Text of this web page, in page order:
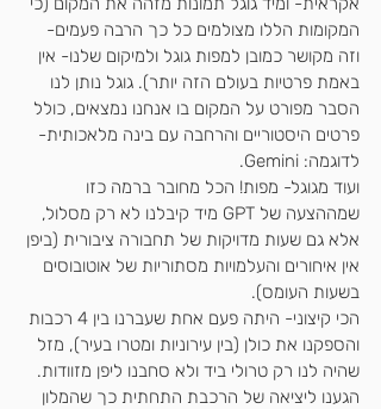
המקומות הללו מצולמים כל כך הרבה פעמים-
וזה מקושר כמובן למפות גוגל ולמיקום שלנו- אין
באמת פרטיות בעולם הזה יותר). גוגל נותן לנו
הסבר מפורט על המקום בו אנחנו נמצאים, כולל
פרטים היסטוריים והרחבה עם בינה מלאכותית-
לדוגמה: Gemini.
ועוד מגוגל- מפות! הכל מחובר ברמה כזו
שמההצעה של GPT מיד קיבלנו לא רק מסלול,
אלא גם שעות מדויקות של תחבורה ציבורית (ביפן
אין איחורים והעלמויות מסתוריות של אוטובוסים
בשעות העומס).
הכי קיצוני- היתה פעם אחת שעברנו בין 4 רכבות
והספקנו את כולן (בין עירוניות ומטרו בעיר), מזל
שהיה לנו רק טרולי ביד ולא סחבנו ליפן מזוודות.
הגענו ליציאה של הרכבת התחתית כך שהמלון